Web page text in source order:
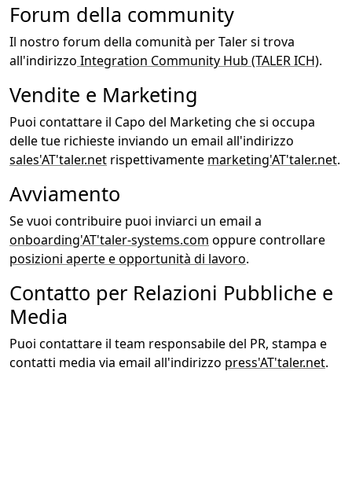
Forum della community
Il nostro forum della comunità per Taler si trova
all'indirizzo Integration Community Hub (TALER ICH).
Vendite e Marketing
Puoi contattare il Capo del Marketing che si occupa
delle tue richieste inviando un email all'indirizzo
sales'AT'taler.net rispettivamente marketing'AT'taler.net.
Avviamento
Se vuoi contribuire puoi inviarci un email a
onboarding'AT'taler-systems.com oppure controllare
posizioni aperte e opportunità di lavoro.
Contatto per Relazioni Pubbliche e
Media
Puoi contattare il team responsabile del PR, stampa e
contatti media via email all'indirizzo press'AT'taler.net.